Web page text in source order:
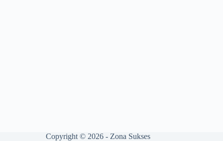
Copyright © 2026 - Zona Sukses